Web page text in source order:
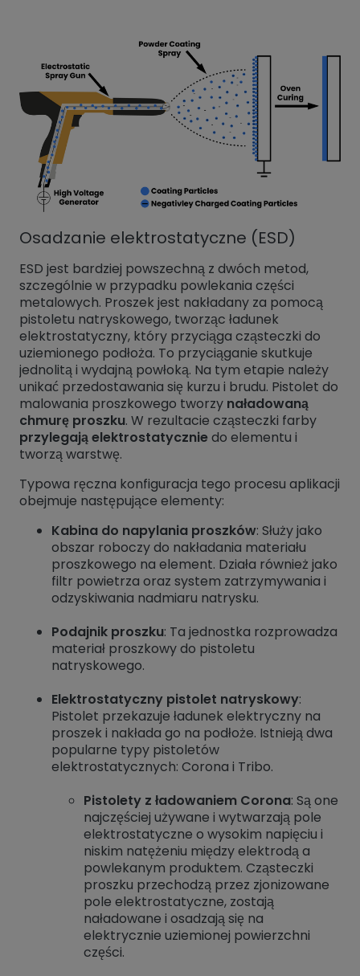
Osadzanie elektrostatyczne (ESD)
ESD jest bardziej powszechną z dwóch metod,
szczególnie w przypadku powlekania części
metalowych. Proszek jest nakładany za pomocą
pistoletu natryskowego, tworząc ładunek
elektrostatyczny, który przyciąga cząsteczki do
uziemionego podłoża. To przyciąganie skutkuje
jednolitą i wydajną powłoką. Na tym etapie należy
unikać przedostawania się kurzu i brudu. Pistolet do
malowania proszkowego tworzy naładowaną
chmurę proszku. W rezultacie cząsteczki farby
przylegają elektrostatyczniedo elementu i
tworzą warstwę.
Typowa ręczna konfiguracja tego procesu aplikacji
obejmuje następujące elementy:
Kabina do napylania proszków: Służy jako
obszar roboczy do nakładania materiału
proszkowego na element. Działa również jako
filtr powietrza oraz system zatrzymywania i
odzyskiwania nadmiaru natrysku.
Podajnik proszku: Ta jednostka rozprowadza
materiał proszkowy do pistoletu
natryskowego.
Elektrostatyczny pistolet natryskowy:
Pistolet przekazuje ładunek elektryczny na
proszek i nakłada go na podłoże. Istnieją dwa
popularne typy pistoletów
elektrostatycznych: Corona i Tribo.
Pistolety z ładowaniem Corona: Są one
najczęściej używane i wytwarzają pole
elektrostatyczne o wysokim napięciu i
niskim natężeniu między elektrodą a
powlekanym produktem. Cząsteczki
proszku przechodzą przez zjonizowane
pole elektrostatyczne, zostają
naładowane i osadzają się na
elektrycznie uziemionej powierzchni
części.